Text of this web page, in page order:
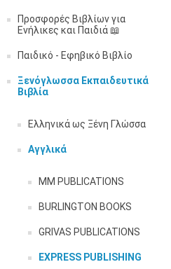
Προσφορές Βιβλίων για
Ενήλικες και Παιδιά 📖
Παιδικό - Εφηβικό Βιβλίο
Ξενόγλωσσα Εκπαιδευτικά
Βιβλία
Ελληνικά ως Ξένη Γλώσσα
Αγγλικά
MM PUBLICATIONS
BURLINGTON BOOKS
GRIVAS PUBLICATIONS
EXPRESS PUBLISHING